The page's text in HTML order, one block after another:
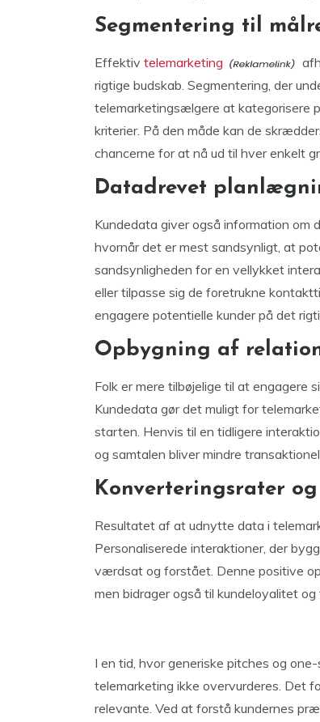
Segmentering til
Effektiv telemarketing
rigtige budskab. Segmentering, der
telemarketingsælgere at kategorisere
kriterier. På den måde kan de
chancerne for at nå ud til hver enkelt
Datadrevet
Kundedata giver også information om
hvornår det er mest sandsynligt, at
sandsynligheden for en vellykket
eller tilpasse sig de foretrukne
engagere potentielle kunder på det
Opbygning af
Folk er mere tilbøjelige til at engagere
Kundedata gør det muligt for
starten. Henvis til en tidligere
og samtalen bliver mindre
Konverteringsrater
Resultatet af at udnytte data i
Personaliserede interaktioner, der
værdsat og forstået. Denne positive
men bidrager også til kundeloyalitet
I en tid, hvor generiske pitches og
telemarketing ikke overvurderes. Det
relevante. Ved at forstå kundernes